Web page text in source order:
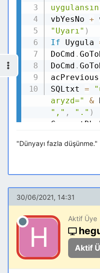
vbYesNo +
"Uyarı" )
If Uygula
DoCmd .
DoCmd .
acPrevious
SQLtxt =
aryzd="
&
"," , "." )
CurrentDb
Me.aryzd.
"Dünyayı fazla düşünme."
30/06/2021, 14:31
Aktif Üye
Aktif